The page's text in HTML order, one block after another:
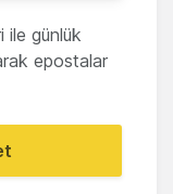
ile günlük
epostalar